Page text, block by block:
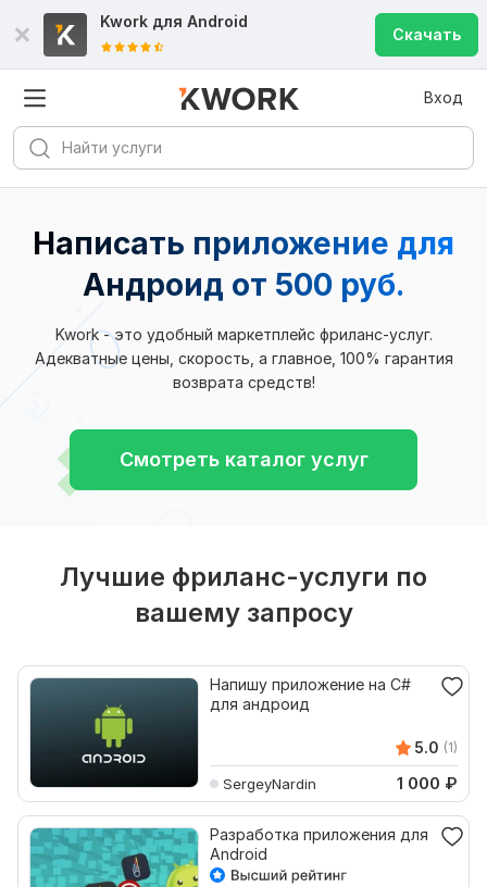
Kwork для Android
Скачать
Вход
Написать приложение для
Андроид от 500 руб.
Kwork - это удобный маркетплейс фриланс-услуг.
Адекватные цены, скорость, а главное, 100% гарантия
возврата средств!
Смотреть каталог услуг
Лучшие фриланс-услуги по
вашему запросу
Напишу приложение на C#
для андроид
5.0 (1)
SergeyNardin 1 000 ₽
Разработка приложения для
Android